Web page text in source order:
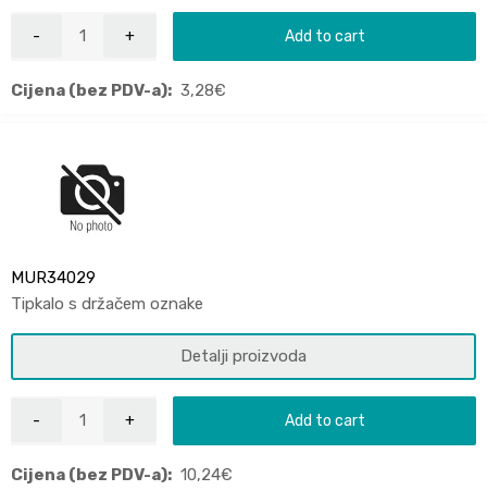
Add to cart
Cijena (bez PDV-a): 3,28€
MUR34029
Tipkalo s držačem oznake
Detalji proizvoda
Add to cart
Cijena (bez PDV-a): 10,24€